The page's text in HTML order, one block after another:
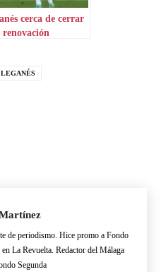
cerca de cerrar
renovación
de periodismo. Hice promo a Fondo
en La Revuelta. Redactor del Málaga
Segunda